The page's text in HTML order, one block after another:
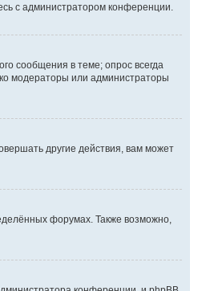
с администратором конференции.
сообщения в теме; опрос всегда
модераторы или администраторы
другие действия, вам может
форумах. Также возможно,